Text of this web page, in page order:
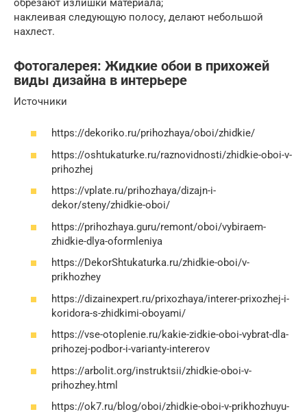
обрезают излишки материала;
наклеивая следующую полосу, делают небольшой
нахлест.
Фотогалерея: Жидкие обои в прихожей
виды дизайна в интерьере
Источники
https://dekoriko.ru/prihozhaya/oboi/zhidkie/
https://oshtukaturke.ru/raznovidnosti/zhidkie-oboi-v-
prihozhej
https://vplate.ru/prihozhaya/dizajn-i-
dekor/steny/zhidkie-oboi/
https://prihozhaya.guru/remont/oboi/vybiraem-
zhidkie-dlya-oformleniya
https://DekorShtukaturka.ru/zhidkie-oboi/v-
prikhozhey
https://dizainexpert.ru/prixozhaya/interer-prixozhej-i-
koridora-s-zhidkimi-oboyami/
https://vse-otoplenie.ru/kakie-zidkie-oboi-vybrat-dla-
prihozej-podbor-i-varianty-intererov
https://arbolit.org/instruktsii/zhidkie-oboi-v-
prihozhey.html
https://ok7.ru/blog/oboi/zhidkie-oboi-v-prikhozhuyu-